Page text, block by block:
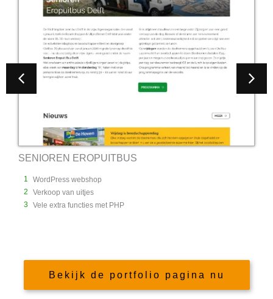
EROPUITBUS
webshop
van uitjes
functies met PHP
Bekijk de portfolio pagina nu